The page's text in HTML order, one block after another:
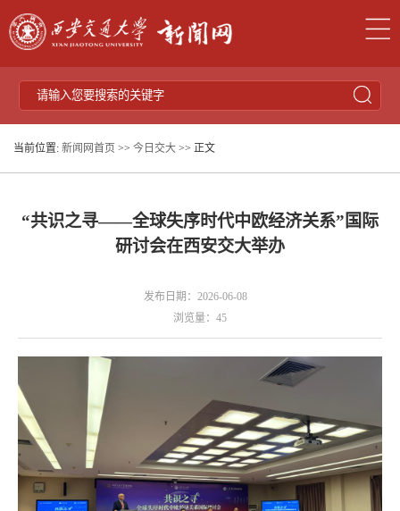
当前位置: 新闻网首页 >> 今日交大 >> 正文
“共识之寻——全球失序时代中欧经济关系”国际
研讨会在西安交大举办
发布日期：2026-06-08
浏览量： 45